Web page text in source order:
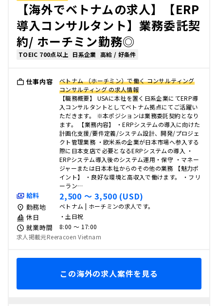
【海外でベトナムの求人】【ERP
導入コンサルタント】業務委託契
約/ ホーチミン勤務◎
TOEIC 700点以上 日系企業 高給 / 好条件
仕事内容
ベトナム （ホーチミン）で働く コンサルティング
コンサルティング の求人情報
【職務概要】 USAに本社を置く日系企業にてERP導
入コンサルタントとしてベトナム拠点にてご活躍い
ただきます。 ※本ポジションは業務委託契約となり
ます。 【業務内容】 ・ERPシステムの導入に向けた
計画化支援/要件定義/システム設計、開発/プロジェ
クト管理業務 ・欧米系の企業が日本市場へ参入する
際に日本支店で必要となるERPシステムの導入 ・
ERPシステム導入後のシステム運用・保守 ・マネー
ジャーまたは日本本社からのその他の業務 【魅力ポ
イント】 ・良好な環境と高収入で働けます。 ・フリ
ーラン…
給料 2,500 〜 3,500 (USD)
勤務地 ベトナム | ホーチミンの求人です。
休日 ・土日祝
就業時間
8:00 〜 17:00
求人掲載元Reeracoen Vietnam
この海外の求人案件を見る